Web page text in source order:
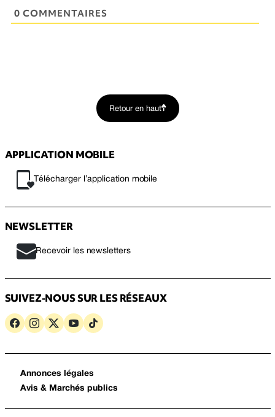
0 COMMENTAIRES
Retour en haut
APPLICATION MOBILE
Télécharger l’application mobile
NEWSLETTER
Recevoir les newsletters
SUIVEZ-NOUS SUR LES RÉSEAUX
Annonces légales
Avis & Marchés publics